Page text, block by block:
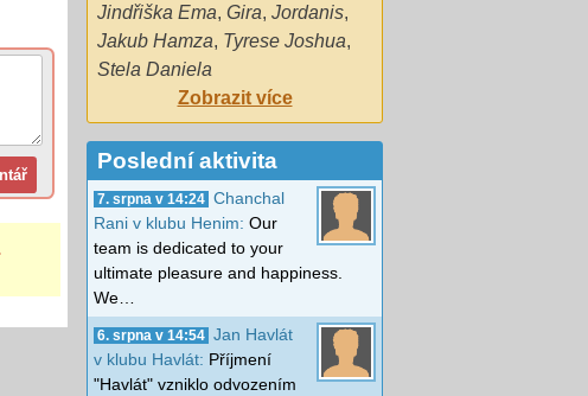
Jindřiška Ema, Gira, Jordanis,
Jakub Hamza, Tyrese Joshua,
Stela Daniela
Zobrazit více
Poslední aktivita
7. srpna v 14:24 Chanchal
Rani v klubu Henim: Our
team is dedicated to your
ultimate pleasure and happiness.
We…
6. srpna v 14:54 Jan Havlát
v klubu Havlát: Příjmení
"Havlát" vzniklo odvozením